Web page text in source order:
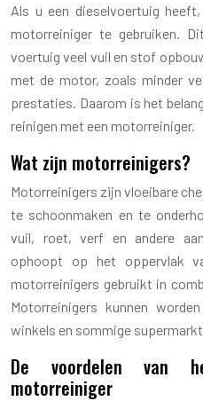
Als u een dieselvoertuig
motorreiniger te gebruiken.
voertuig veel vuil en stof
met de motor, zoals minder
prestaties. Daarom is het
reinigen met een motorreiniger.
Wat zijn motorreinigers?
Motorreinigers zijn vloeibare
te schoonmaken en te
vuil, roet, verf en andere
ophoopt op het oppervlak
motorreinigers gebruikt in
Motorreinigers kunnen
winkels en sommige
De voordelen van
motorreiniger